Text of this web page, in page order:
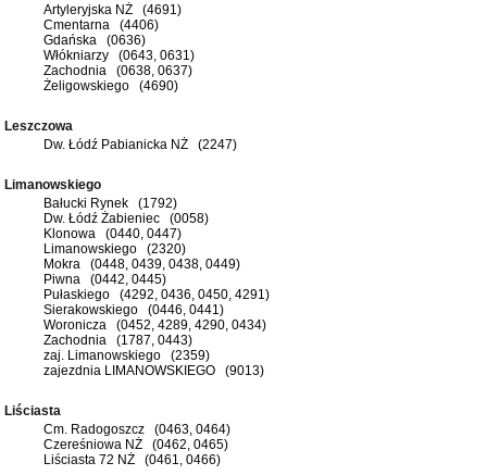
Artyleryjska NŻ (4691)
Cmentarna (4406)
Gdańska (0636)
Włókniarzy (0643, 0631)
Zachodnia (0638, 0637)
Żeligowskiego (4690)
Leszczowa
Dw. Łódź Pabianicka NŻ (2247)
Limanowskiego
Bałucki Rynek (1792)
Dw. Łódź Żabieniec (0058)
Klonowa (0440, 0447)
Limanowskiego (2320)
Mokra (0448, 0439, 0438, 0449)
Piwna (0442, 0445)
Pułaskiego (4292, 0436, 0450, 4291)
Sierakowskiego (0446, 0441)
Woronicza (0452, 4289, 4290, 0434)
Zachodnia (1787, 0443)
zaj. Limanowskiego (2359)
zajezdnia LIMANOWSKIEGO (9013)
Liściasta
Cm. Radogoszcz (0463, 0464)
Czereśniowa NŻ (0462, 0465)
Liściasta 72 NŻ (0461, 0466)